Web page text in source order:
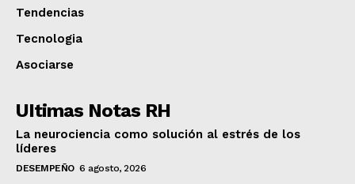
Tendencias
Tecnologia
Asociarse
UItimas Notas RH
La neurociencia como solución al estrés de los
líderes
DESEMPEÑO 6 agosto, 2026